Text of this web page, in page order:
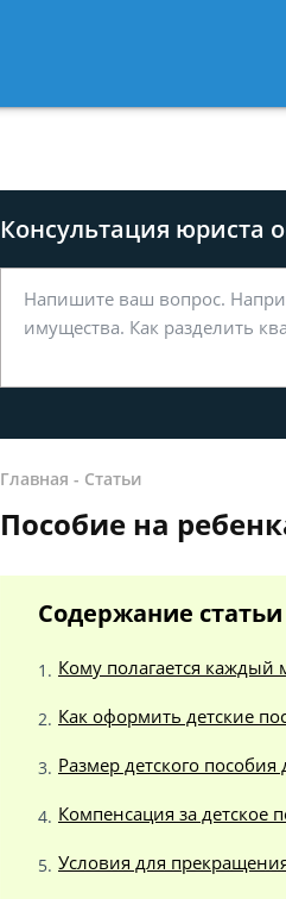
8
Консультация юриста
Главная - Статьи
Пособие на
Содержание статьи
Кому полагается каждый
Как оформить детские
Размер детского
Компенсация за детское
Условия для